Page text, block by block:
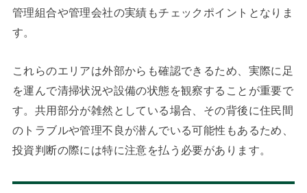
管理組合や管理会社の実績もチェックポイントとなりま
す。
これらのエリアは外部からも確認できるため、実際に足
を運んで清掃状況や設備の状態を観察することが重要で
す。共用部分が雑然としている場合、その背後に住民間
のトラブルや管理不良が潜んでいる可能性もあるため、
投資判断の際には特に注意を払う必要があります。